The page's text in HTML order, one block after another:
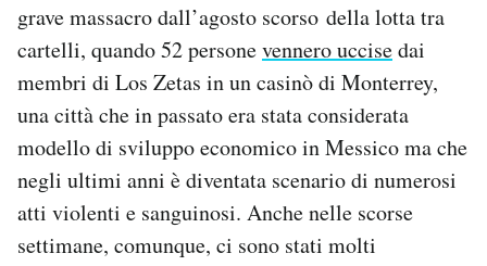
grave massacro dall’agosto scorso della lotta tra
cartelli, quando 52 personevennero uccisedai
membri di Los Zetas in un casinò di Monterrey,
una città che in passato era stata considerata
modello di sviluppo economico in Messico ma che
negli ultimi anni è diventata scenario di numerosi
atti violenti e sanguinosi. Anche nelle scorse
settimane, comunque, ci sono stati molti